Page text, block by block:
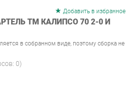
Добавить в избранное
ТМ КАЛИПСО 70 2-0 И
в собранном виде, поэтому сборка не
0)